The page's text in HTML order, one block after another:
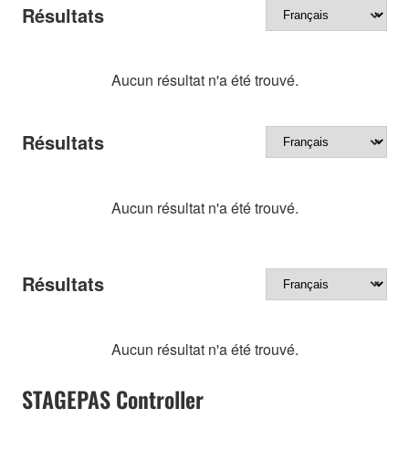
Résultats
Aucun résultat n'a été trouvé.
Résultats
Aucun résultat n'a été trouvé.
Résultats
Aucun résultat n'a été trouvé.
STAGEPAS Controller